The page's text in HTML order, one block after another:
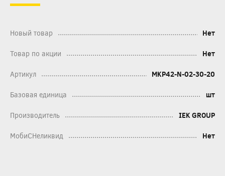
Новый товар Нет
Товар по акции Нет
Артикул MKP42-N-02-30-20
Базовая единица шт
Производитель IEK GROUP
МобиСНеликвид Нет